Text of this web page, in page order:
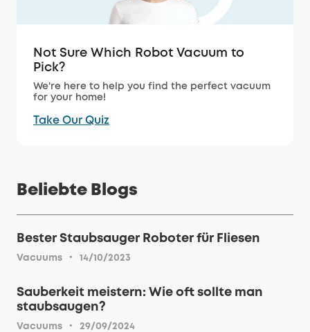
Not Sure Which Robot Vacuum to
Pick?
We're here to help you find the perfect vacuum
for your home!
Take Our Quiz
Beliebte Blogs
Bester Staubsauger Roboter für Fliesen
Vacuums · 14/10/2023
Sauberkeit meistern: Wie oft sollte man
staubsaugen?
Vacuums · 29/09/2024